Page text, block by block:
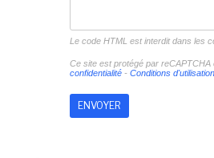
Le code HTML est interdit dans les
Ce site est protégé par reCAPTCHA
confidentialité- Conditions d'utilisation